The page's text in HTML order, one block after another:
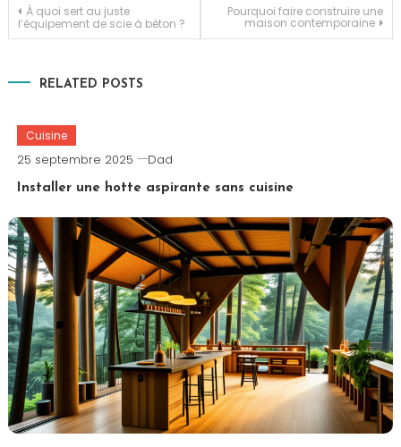
Navigation
l’article
À quoi sert au juste
l’équipement de scie à béton ?
Pourquoi faire construire une
maison contemporaine
RELATED POSTS
Cuisine
25 septembre 2025 Dad
Installer une hotte aspirante sans cuisine